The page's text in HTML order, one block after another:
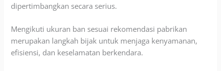
dipertimbangkan secara serius.
Mengikuti ukuran ban sesuai rekomendasi pabrikan
merupakan langkah bijak untuk menjaga kenyamanan,
efisiensi, dan keselamatan berkendara.